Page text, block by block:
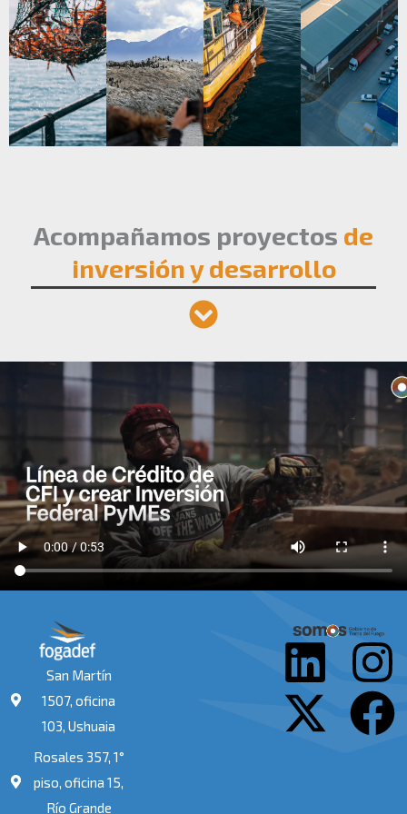
Acompañamos proyectos de
inversión y desarrollo
San Martín
1507, oficina
103, Ushuaia
Rosales 357, 1°
piso, oficina 15,
Río Grande
L
i
I
n
s
X
-
F
a
c